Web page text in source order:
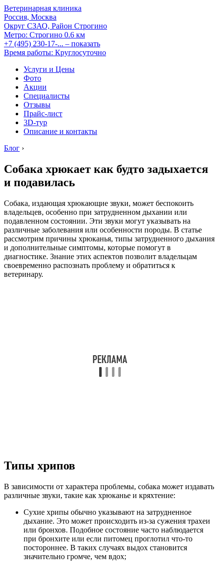
Ветеринарная клиника
Россия, Москва
Округ СЗАО, Район Строгино
Метро: Строгино 0.6 км
+7 (495) 230-17-... – показать
Время работы: Круглосуточно
Услуги и Цены
Фото
Акции
Специалисты
Отзывы
Прайс-лист
3D-тур
Описание и контакты
Блог ›
Собака хрюкает как будто задыхается
и подавилась
Собака, издающая хрюкающие звуки, может беспокоить
владельцев, особенно при затрудненном дыхании или
подавленном состоянии. Эти звуки могут указывать на
различные заболевания или особенности породы. В статье
рассмотрим причины хрюканья, типы затрудненного дыхания
и дополнительные симптомы, которые помогут в
диагностике. Знание этих аспектов позволит владельцам
своевременно распознать проблему и обратиться к
ветеринару.
Типы хрипов
В зависимости от характера проблемы, собака может издавать
различные звуки, такие как хрюканье и кряхтение:
Сухие хрипы обычно указывают на затрудненное
дыхание. Это может происходить из-за сужения трахеи
или бронхов. Подобное состояние часто наблюдается
при бронхите или если питомец проглотил что-то
постороннее. В таких случаях выдох становится
значительно громче, чем вдох;